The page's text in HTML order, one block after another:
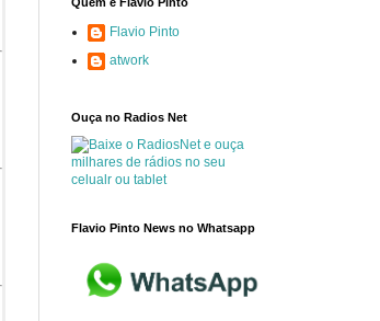
Flavio Pinto
atwork
Ouça no Radios Net
Flavio Pinto News no Whatsapp